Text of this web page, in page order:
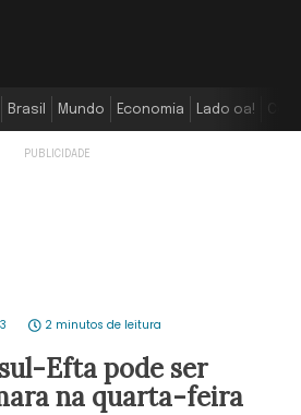
Brasil Mundo Economia Lado oa!
2 minutos de leitura
Efta pode ser
na quarta-feira